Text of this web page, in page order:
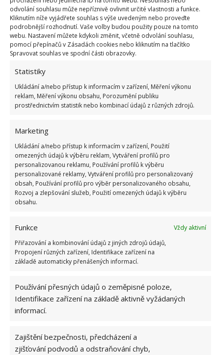
odvolání souhlasu může nepříznivě ovlivnit určité vlastnosti a funkce.
Kliknutím níže vyjádřete souhlas s výše uvedeným nebo proveďte
podrobnější rozhodnutí. Vaše volby budou použity pouze na tomto
webu. Nastavení můžete kdykoli změnit, včetně odvolání souhlasu,
pomocí přepínačů v Zásadách cookies nebo kliknutím na tlačítko
Spravovat souhlas ve spodní části obrazovky.
Statistiky
Ukládání a/nebo přístup k informacím v zařízení, Měření výkonu
reklam, Měření výkonu obsahu, Porozumění publiku
prostřednictvím statistik nebo kombinací údajů z různých zdrojů.
Marketing
Ukládání a/nebo přístup k informacím v zařízení, Použití
omezených údajů k výběru reklam, Vytváření profilů pro
personalizovanou reklamu, Používání profilů k výběru
personalizované reklamy, Vytváření profilů pro personalizovaný
obsah, Používání profilů pro výběr personalizovaného obsahu,
Rozvoj a zlepšování služeb, Použití omezených údajů k výběru
obsahu.
Funkce
Vždy aktivní
Přiřazování a kombinování údajů z jiných zdrojů údajů,
Propojení různých zařízení, Identifikace zařízení na
základě automaticky přenášených informací.
Používání přesných údajů o zeměpisné poloze,
Identifikace zařízení na základě aktivně vyžádaných
informací.
Zajištění bezpečnosti, předcházení a
zjišťování podvodů a odstraňování chyb,
Pokud máte vysoké místnosti, zavěste nábytek do
výšky, klidně až ke stropu. Máte-li hodně
kuchyňského náčiní, které nelze do malé kuchyně
vměstnat, je to ideální řešení. Svislé uspořádání
nábytku zvětší opět opticky místnost. Do horní části
dejte to, co používáte nejméně.
Kuchyňské spotřebiče
Volte takové, které jsou užší a mají menší hloubku,
než bývá běžný standard. I ušetřených několik
centimetrů je hned znát. Dnes už není problém
sehnat úzkou lednici, myčku menších rozměrů i
malou pračku.
Obrázek: apartmenttherapy.com, yandex.com